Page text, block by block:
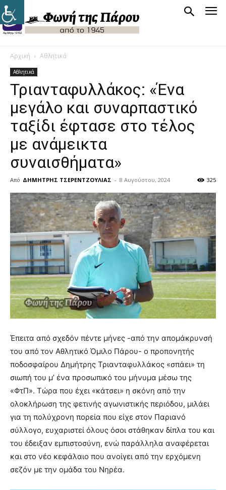
Αρχική Αθλητικά
Αθλητικά
Τριανταφυλλάκος: «Ένα
μεγάλο και συναρπαστικό
ταξίδι έφτασε στο τέλος
με ανάμεικτα
συναισθήματα»
Από ΔΗΜΗΤΡΗΣ ΤΣΕΡΕΝΤΖΟΥΛΙΑΣ - 8 Αυγούστου, 2024 325
Έπειτα από σχεδόν πέντε μήνες -από την απομάκρυνσή
του από τον Αθλητικό Όμιλο Πάρου- ο προπονητής
ποδοσφαίρου Δημήτρης Τριανταφυλλάκος «σπάει» τη
σιωπή του μ’ ένα προσωπικό του μήνυμα μέσω της
«ΦτΠ». Τώρα που έχει «κάτσει» η σκόνη από την
ολοκλήρωση της φετινής αγωνιστικής περιόδου, μιλάει
για τη πολύχρονη πορεία που είχε στον Παριανό
σύλλογο, ευχαριστεί όλους όσοι στάθηκαν δίπλα του και
του έδειξαν εμπιστοσύνη, ενώ παράλληλα αναφέρεται
και στο νέο κεφάλαιο που ανοίγει από την ερχόμενη
σεζόν με την ομάδα του Νηρέα.